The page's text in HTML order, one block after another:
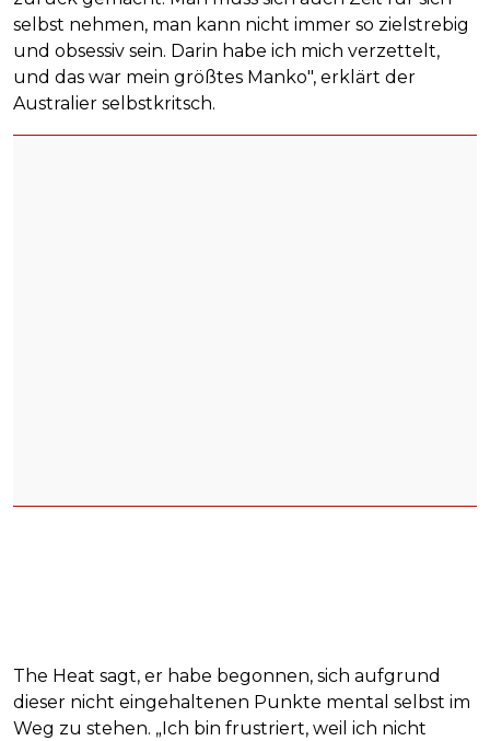
selbst nehmen, man kann nicht immer so zielstrebig
und obsessiv sein. Darin habe ich mich verzettelt,
und das war mein größtes Manko", erklärt der
Australier selbstkritsch.
The Heat sagt, er habe begonnen, sich aufgrund
dieser nicht eingehaltenen Punkte mental selbst im
Weg zu stehen. „Ich bin frustriert, weil ich nicht